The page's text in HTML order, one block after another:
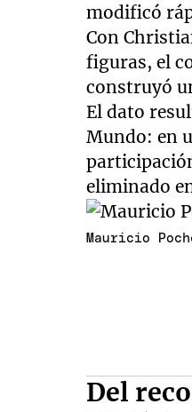
modificó
Con
figuras, el
construyó
El dato
Mundo: en
eliminado
Mauricio
Del